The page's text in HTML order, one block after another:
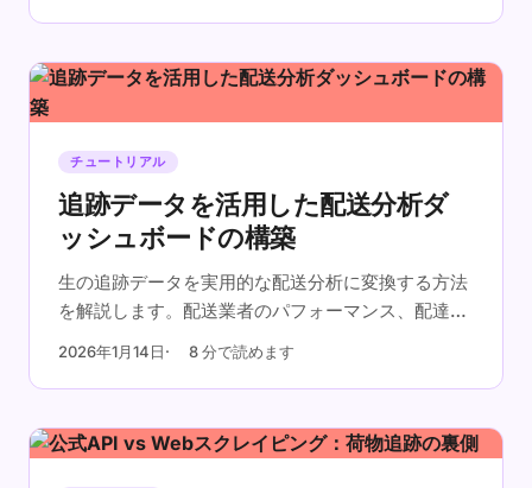
チュートリアル
追跡データを活用した配送分析ダ
ッシュボードの構築
生の追跡データを実用的な配送分析に変換する方法
を解説します。配送業者のパフォーマンス、配達パ
ターン、コスト最適化の機会を可視化するダッシュ
ボードを構築しましょう。
2026年1月14日 8 分で読めます